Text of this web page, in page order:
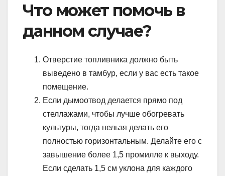
Что может помочь в
данном случае?
Отверстие топливника должно быть
выведено в тамбур, если у вас есть такое
помещение.
Если дымоотвод делается прямо под
стеллажами, чтобы лучше обогревать
культуры, тогда нельзя делать его
полностью горизонтальным. Делайте его с
завышение более 1,5 промилле к выходу.
Если сделать 1,5 см уклона для каждого